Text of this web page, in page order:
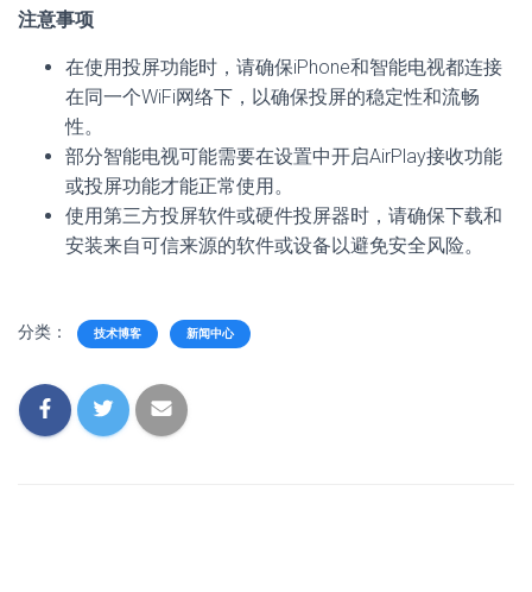
注意事项
在使用投屏功能时，请确保iPhone和智能电视都连接
在同一个WiFi网络下，以确保投屏的稳定性和流畅
性。
部分智能电视可能需要在设置中开启AirPlay接收功能
或投屏功能才能正常使用。
使用第三方投屏软件或硬件投屏器时，请确保下载和
安装来自可信来源的软件或设备以避免安全风险。
分类： 技术博客 新闻中心